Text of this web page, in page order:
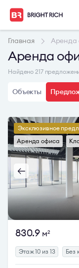
Главная Аренда
Аренда
Найдено 217
Объекты
Эксклюзивное
Аренда офиса
830.9 м2
Этаж 10 из 13 Без